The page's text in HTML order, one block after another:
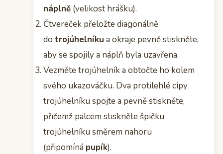
náplně (velikost hrášku).
Čtvereček přeložte diagonálně
do trojúhelníku a okraje pevně stiskněte,
aby se spojily a náplň byla uzavřena.
Vezměte trojúhelník a obtočte ho kolem
svého ukazováčku. Dva protilehlé cípy
trojúhelníku spojte a pevně stiskněte,
přičemž palcem stiskněte špičku
trojúhelníku směrem nahoru
(připomíná pupík).